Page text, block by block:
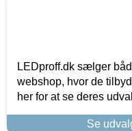
LEDproff.dk sælger
webshop, hvor de
her for at se deres
Se